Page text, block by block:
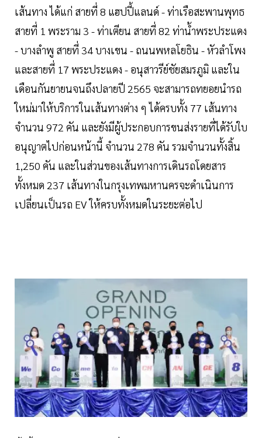
เส้นทาง ได้แก่ สายที่ 8 แฮปปี้แลนด์ - ท่าเรือสะพานพุทธ
สายที่ 1 พระราม 3 - ท่าเตียน สายที่ 82 ท่าน้ำพระประแดง
- บางลำพู สายที่ 34 บางเขน - ถนนพหลโยธิน - หัวลำโพง
และสายที่ 17 พระประแดง - อนุสาวรีย์ชัยสมรภูมิ และใน
เดือนกันยายนจนถึงปลายปี 2565 จะสามารถทยอยนำรถ
ใหม่มาให้บริการในเส้นทางต่าง ๆ ได้ครบทั้ง 77 เส้นทาง
จำนวน 972 คัน และยังมีผู้ประกอบการขนส่งรายที่ได้รับใบ
อนุญาตไปก่อนหน้านี้ จำนวน 278 คัน รวมจำนวนทั้งสิ้น
1,250 คัน และในส่วนของเส้นทางการเดินรถโดยสาร
ทั้งหมด 237 เส้นทางในกรุงเทพมหานครจะดำเนินการ
เปลี่ยนเป็นรถ EV ให้ครบทั้งหมดในระยะต่อไป